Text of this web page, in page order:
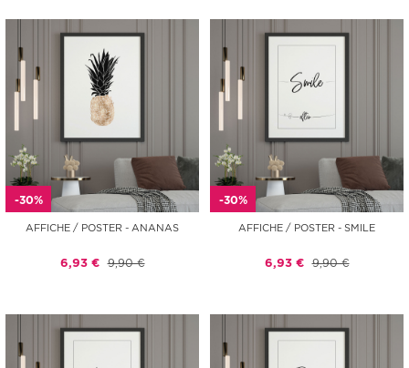
-30%
AFFICHE / POSTER - ANANAS
6,93 € 9,90 €
-30%
AFFICHE / POSTER - SMILE
6,93 € 9,90 €